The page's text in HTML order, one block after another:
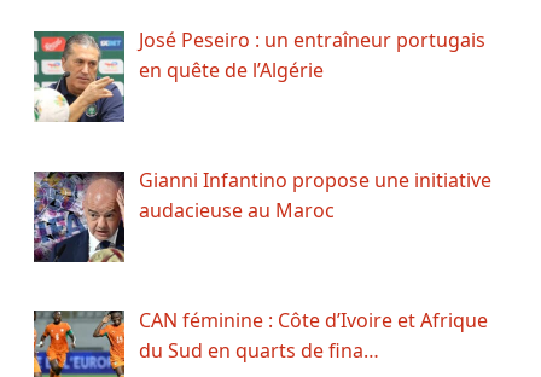
José Peseiro : un entraîneur portugais
en quête de l’Algérie
Gianni Infantino propose une initiative
audacieuse au Maroc
CAN féminine : Côte d’Ivoire et Afrique
du Sud en quarts de fina…